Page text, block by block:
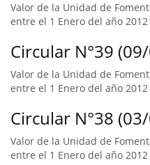
Valor de la Unidad de
entre el 1 Enero del año
Circular N°39
Valor de la Unidad de
entre el 1 Enero del año
Circular N°38
Valor de la Unidad de
entre el 1 Enero del año